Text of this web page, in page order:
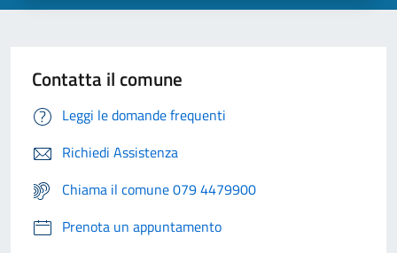
Contatta il comune
Leggi le domande frequenti
Richiedi Assistenza
Chiama il comune 079 4479900
Prenota un appuntamento